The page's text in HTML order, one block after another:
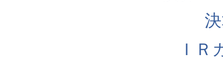
ＩＲ